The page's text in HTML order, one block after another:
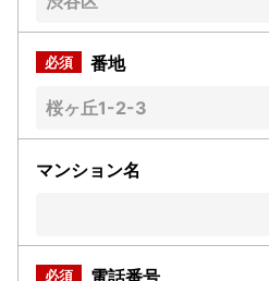
番地
マンション名
電話番号